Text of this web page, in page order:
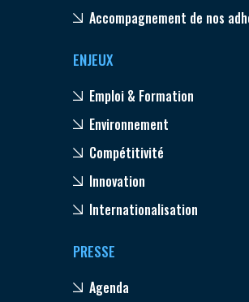
Accompagnement de nos
ENJEUX
Emploi & Formation
Environnement
Compétitivité
Innovation
Internationalisation
PRESSE
Agenda